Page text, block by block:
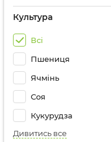
Культура
Всі
Пшениця
Ячмінь
Соя
Кукурудза
Дивитись все